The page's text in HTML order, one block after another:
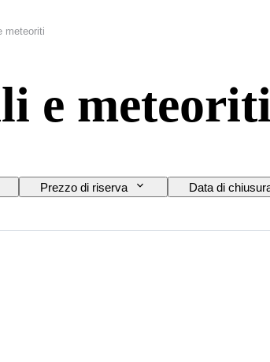
meteoriti
e meteoriti
Prezzo di riserva Data di